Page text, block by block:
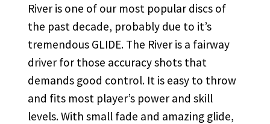
River is one of our most popular discs of
the past decade, probably due to it’s
tremendous GLIDE. The River is a fairway
driver for those accuracy shots that
demands good control. It is easy to throw
and fits most player’s power and skill
levels. With small fade and amazing glide,